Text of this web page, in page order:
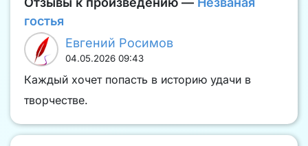
гостья
Евгений Росимов
04.05.2026 09:43
Каждый хочет попасть в историю удачи в
творчестве.